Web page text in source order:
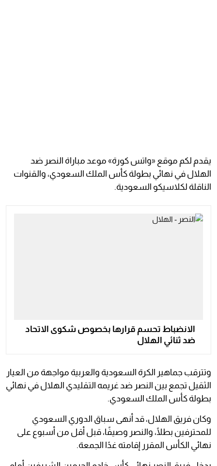
يقدم لكم موقع «واتس كورة» موعد مباراة النصر ضد
الهلال في نهائي بطولة كأس الملك السعودي، والقنوات
الناقلة لكلاسيكو السعودية.
الانضباط تحسم قرارها بخصوص شكوى الاتحاد
ضد ثنائي الهلال
وتترقب جماهير الكرة السعودية والعربية مواجهة من العيار
الثقيل تجمع بين النصر ضد غريمه التقليدي الهلال في نهائي
بطولة كأس الملك السعودي.
وكان فريق الهلال، قد أنهى سباق الدوري السعودي
للمحترفين بطلًا، والنصر وصيفًا، قبل أقل من أسبوع على
نهائي الكأس المقرر إقامته غدًا الجمعة.